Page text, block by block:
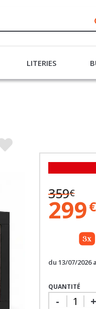
LITERIES
359€
299€
du 13/07/2026
QUANTITÉ
- +